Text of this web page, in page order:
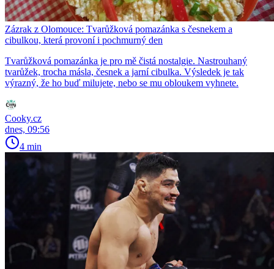
Zázrak z Olomouce: Tvarůžková pomazánka s česnekem a
cibulkou, která provoní i pochmurný den
Tvarůžková pomazánka je pro mě čistá nostalgie. Nastrouhaný
tvarůžek, trocha másla, česnek a jarní cibulka. Výsledek je tak
výrazný, že ho buď milujete, nebo se mu obloukem vyhnete.
Cooky.cz
dnes, 09:56
4 min